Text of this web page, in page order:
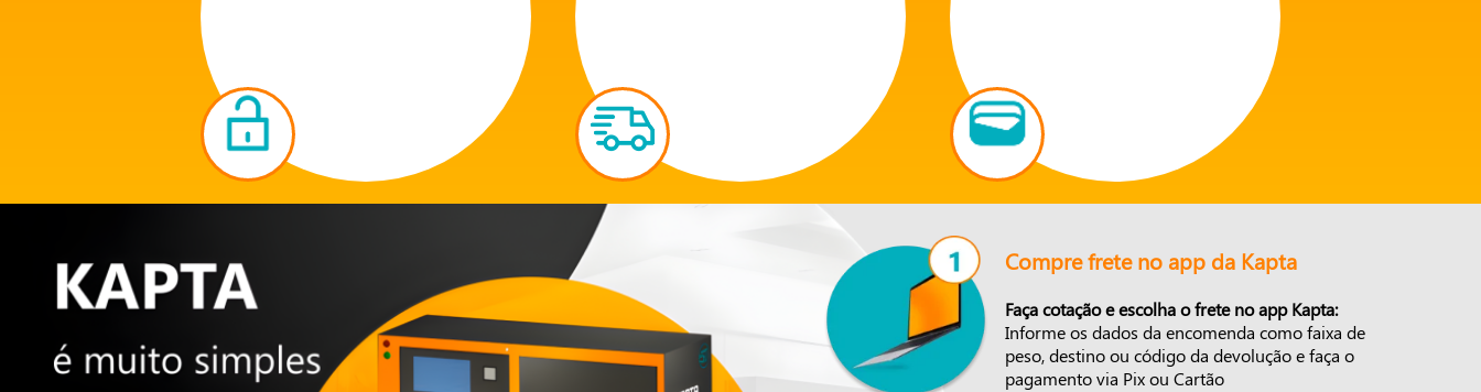
Compre frete no app da Kapta
Faça cotação e escolha o frete no app Kapta:
Informe os dados da encomenda como faixa de
peso, destino ou código da devolução e faça o
pagamento via Pix ou Cartão